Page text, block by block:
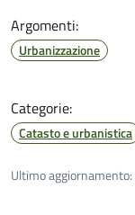
Argomenti:
Urbanizzazione
Categorie:
Catasto e urbanistica
Ultimo aggiornamento: